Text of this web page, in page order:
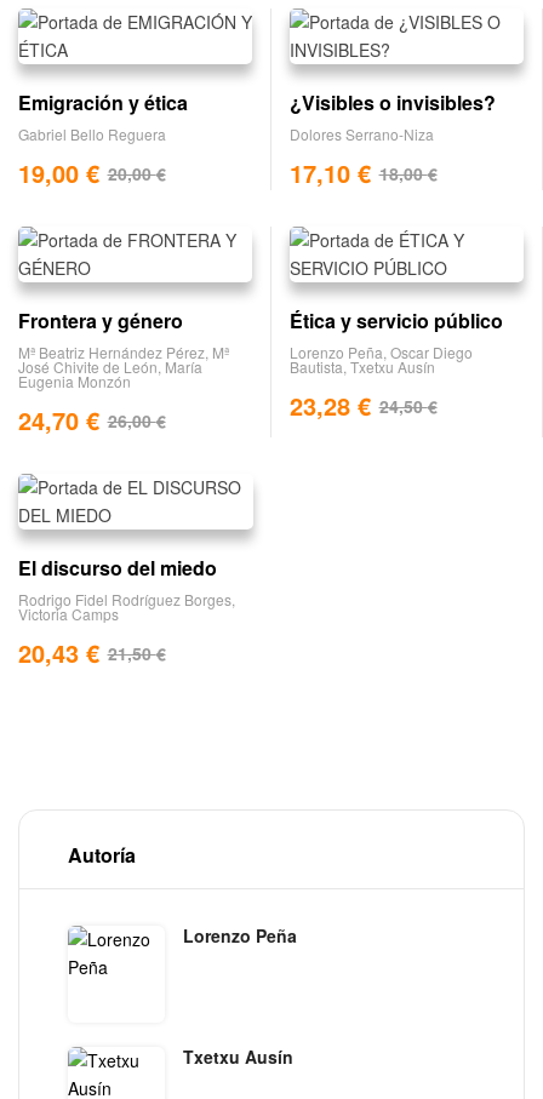
Emigración y ética
Gabriel Bello Reguera
20,00€
19,00 €
¿Visibles o invisibles?
Dolores Serrano-Niza
18,00€
17,10 €
Frontera y género
Mª Beatriz Hernández Pérez Mª
José Chivite de León María
Eugenia Monzón
26,00€
24,70 €
Ética y servicio público
Lorenzo Peña Oscar Diego
Bautista Txetxu Ausín
24,50€
23,28 €
El discurso del miedo
Rodrigo Fidel Rodríguez Borges
Victoria Camps
21,50€
20,43 €
Autoría
Lorenzo Peña
Txetxu Ausín